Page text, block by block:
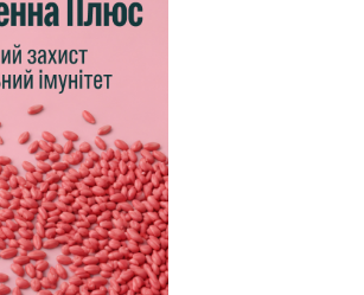
Іспанії,
для